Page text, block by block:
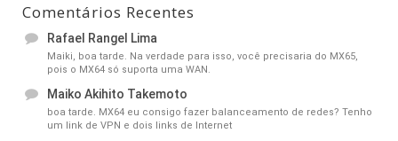
Comentários Recentes
Rafael Rangel Lima
Maiki, boa tarde. Na verdade para isso, você precisaria do MX65,
pois o MX64 só suporta uma WAN.
Maiko Akihito Takemoto
boa tarde. MX64 eu consigo fazer balanceamento de redes? Tenho
um link de VPN e dois links de Internet